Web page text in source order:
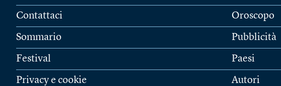
Contattaci
Sommario
Festival
Privacy e cookie
Oroscopo
Pubblicità
Paesi
Autori